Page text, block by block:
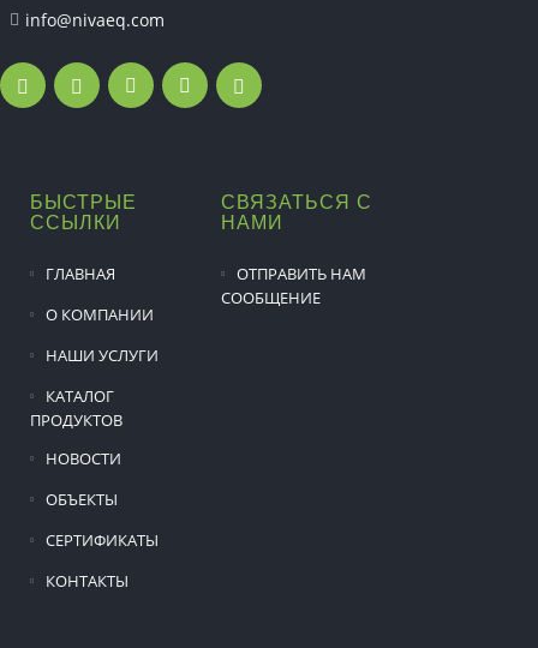
info@nivaeq.com
БЫСТРЫЕ
ССЫЛКИ
ГЛАВНАЯ
О КОМПАНИИ
НАШИ УСЛУГИ
КАТАЛОГ
ПРОДУКТОВ
НОВОСТИ
ОБЪЕКТЫ
СЕРТИФИКАТЫ
КОНТАКТЫ
СВЯЗАТЬСЯ С
НАМИ
ОТПРАВИТЬ НАМ
СООБЩЕНИЕ